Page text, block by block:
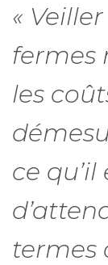
«
fermes
les
ce qu’il
termes